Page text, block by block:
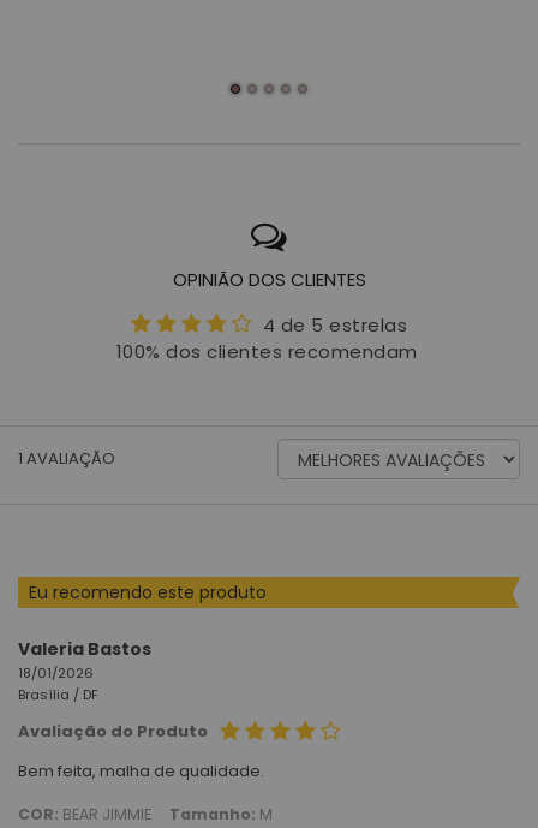
OPINIÃO DOS CLIENTES
4 de 5 estrelas
100% dos clientes recomendam
1 AVALIAÇÃO
ORDENAR
AVALIAÇÕES
Eu recomendo este produto
Valeria Bastos
18/01/2026
Brasília / DF
Avaliação do Produto
Bem feita, malha de qualidade.
COR: BEAR JIMMIE Tamanho: M